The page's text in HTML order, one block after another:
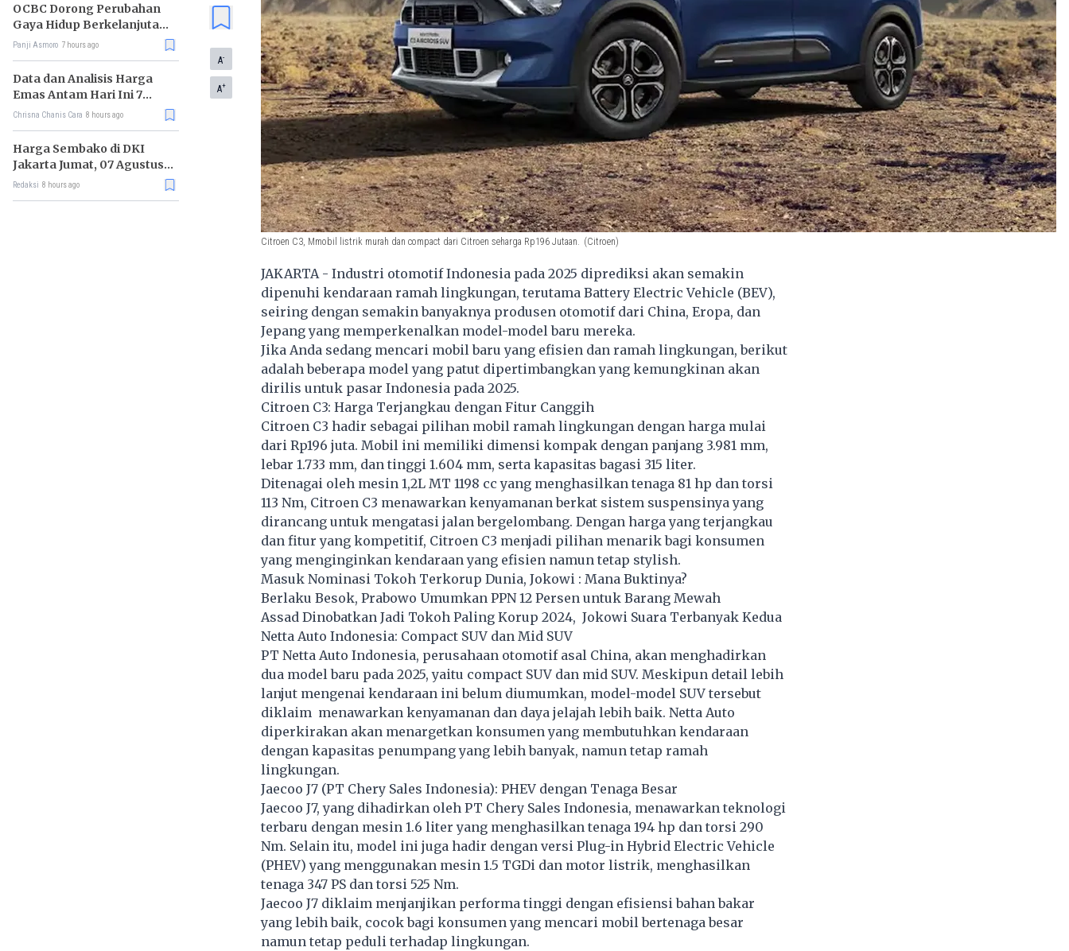
OCBC Dorong Perubahan
Gaya Hidup Berkelanjutan
melalui Program RISE
Panji Asmoro 7 hours ago
Data dan Analisis Harga
Emas Antam Hari Ini 7
Agustus 2026
Chrisna Chanis Cara 8 hours ago
Harga Sembako di DKI
Jakarta Jumat, 07 Agustus
2026, Daging Sapi Naik, Gas
Redaksi 8 hours ago
A-
A+
Citroen C3, Mmobil listrik murah dan compact dari Citroen seharga Rp196 Jutaan. (Citroen)
JAKARTA - Industri otomotif Indonesia pada 2025 diprediksi akan semakin
dipenuhi kendaraan ramah lingkungan, terutama Battery Electric Vehicle (BEV),
seiring dengan semakin banyaknya produsen otomotif dari China, Eropa, dan
Jepang yang memperkenalkan model-model baru mereka.
Jika Anda sedang mencari mobil baru yang efisien dan ramah lingkungan, berikut
adalah beberapa model yang patut dipertimbangkan yang kemungkinan akan
dirilis untuk pasar Indonesia pada 2025.
Citroen C3: Harga Terjangkau dengan Fitur Canggih
Citroen C3 hadir sebagai pilihan mobil ramah lingkungan dengan harga mulai
dari Rp196 juta. Mobil ini memiliki dimensi kompak dengan panjang 3.981 mm,
lebar 1.733 mm, dan tinggi 1.604 mm, serta kapasitas bagasi 315 liter.
Ditenagai oleh mesin 1,2L MT 1198 cc yang menghasilkan tenaga 81 hp dan torsi
113 Nm, Citroen C3 menawarkan kenyamanan berkat sistem suspensinya yang
dirancang untuk mengatasi jalan bergelombang. Dengan harga yang terjangkau
dan fitur yang kompetitif, Citroen C3 menjadi pilihan menarik bagi konsumen
yang menginginkan kendaraan yang efisien namun tetap stylish.
Masuk Nominasi Tokoh Terkorup Dunia, Jokowi : Mana Buktinya?
Berlaku Besok, Prabowo Umumkan PPN 12 Persen untuk Barang Mewah
Assad Dinobatkan Jadi Tokoh Paling Korup 2024, Jokowi Suara Terbanyak Kedua
Netta Auto Indonesia: Compact SUV dan Mid SUV
PT Netta Auto Indonesia, perusahaan otomotif asal China, akan menghadirkan
dua model baru pada 2025, yaitu compact SUV dan mid SUV. Meskipun detail lebih
lanjut mengenai kendaraan ini belum diumumkan, model-model SUV tersebut
diklaim menawarkan kenyamanan dan daya jelajah lebih baik. Netta Auto
diperkirakan akan menargetkan konsumen yang membutuhkan kendaraan
dengan kapasitas penumpang yang lebih banyak, namun tetap ramah
lingkungan.
Jaecoo J7 (PT Chery Sales Indonesia): PHEV dengan Tenaga Besar
Jaecoo J7, yang dihadirkan oleh PT Chery Sales Indonesia, menawarkan teknologi
terbaru dengan mesin 1.6 liter yang menghasilkan tenaga 194 hp dan torsi 290
Nm. Selain itu, model ini juga hadir dengan versi Plug-in Hybrid Electric Vehicle
(PHEV) yang menggunakan mesin 1.5 TGDi dan motor listrik, menghasilkan
tenaga 347 PS dan torsi 525 Nm.
Jaecoo J7 diklaim menjanjikan performa tinggi dengan efisiensi bahan bakar
yang lebih baik, cocok bagi konsumen yang mencari mobil bertenaga besar
namun tetap peduli terhadap lingkungan.